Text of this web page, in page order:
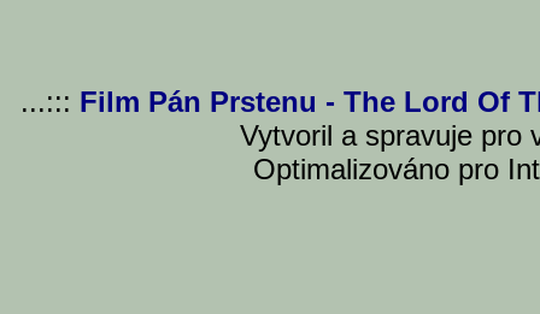
...::: Film Pán Prstenu - The Lord Of
Vytvoril a spravuje pro
Optimalizováno pro